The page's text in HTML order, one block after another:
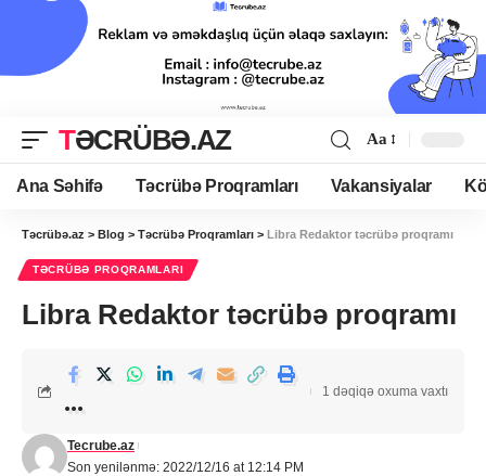
TƏCRÜBƏ.AZ Aa
Ana Səhifə Təcrübə Proqramları Vakansiyalar
Təcrübə.az > Blog > Təcrübə Proqramları > Libra Redaktor təcrübə proqramı
TƏCRÜBƏ PROQRAMLARI
Libra Redaktor təcrübə proqramı
Son yenilənmə: 2022/12/16 at 12:14 PM
Tecrube.az
1 dəqiqə oxuma vaxtı